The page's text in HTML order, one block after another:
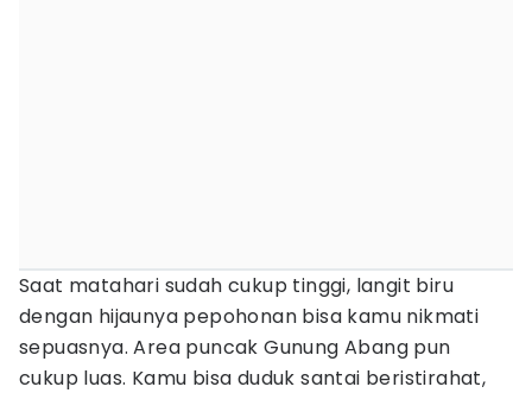
Saat matahari sudah cukup tinggi, langit biru
dengan hijaunya pepohonan bisa kamu nikmati
sepuasnya. Area puncak Gunung Abang pun
cukup luas. Kamu bisa duduk santai beristirahat,